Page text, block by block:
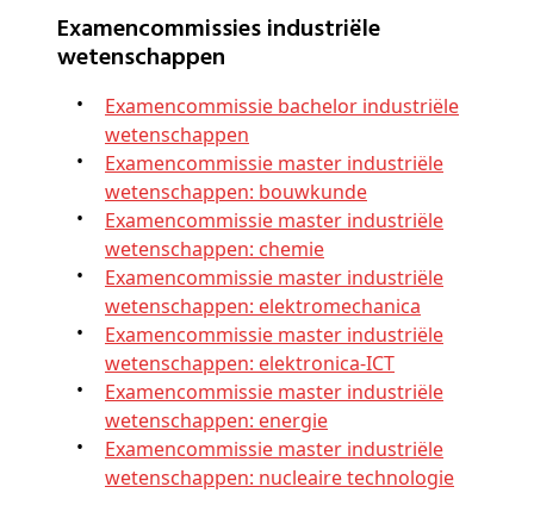
Examencommissies industriële
wetenschappen
Examencommissie bachelor industriële
wetenschappen
Examencommissie master industriële
wetenschappen: bouwkunde
Examencommissie master industriële
wetenschappen: chemie
Examencommissie master industriële
wetenschappen: elektromechanica
Examencommissie master industriële
wetenschappen: elektronica-ICT
Examencommissie master industriële
wetenschappen: energie
Examencommissie master industriële
wetenschappen: nucleaire technologie